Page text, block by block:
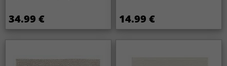
34.99 € 14.99 €